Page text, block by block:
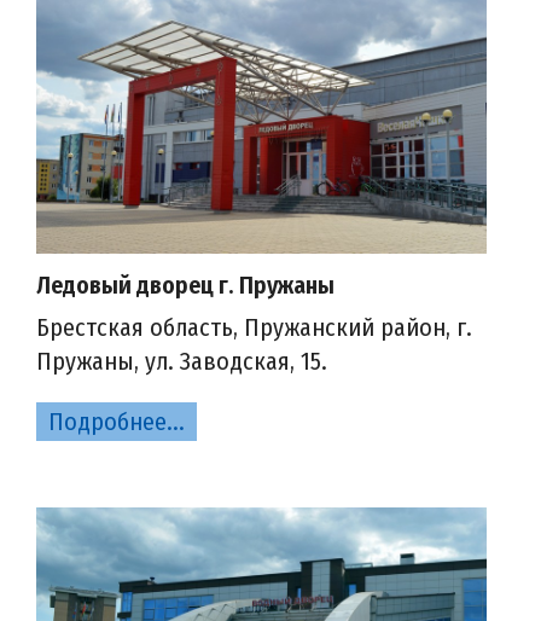
Ледовый дворец г. Пружаны
Брестская область, Пружанский район, г.
Пружаны, ул. Заводская, 15.
Подробнее...